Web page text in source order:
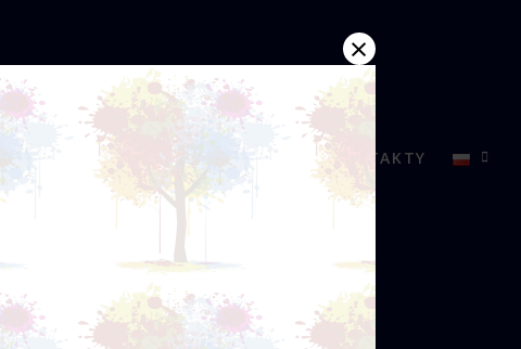
DYSTRYBUCJA AKTUALNOŚCI KONTAKTY
×